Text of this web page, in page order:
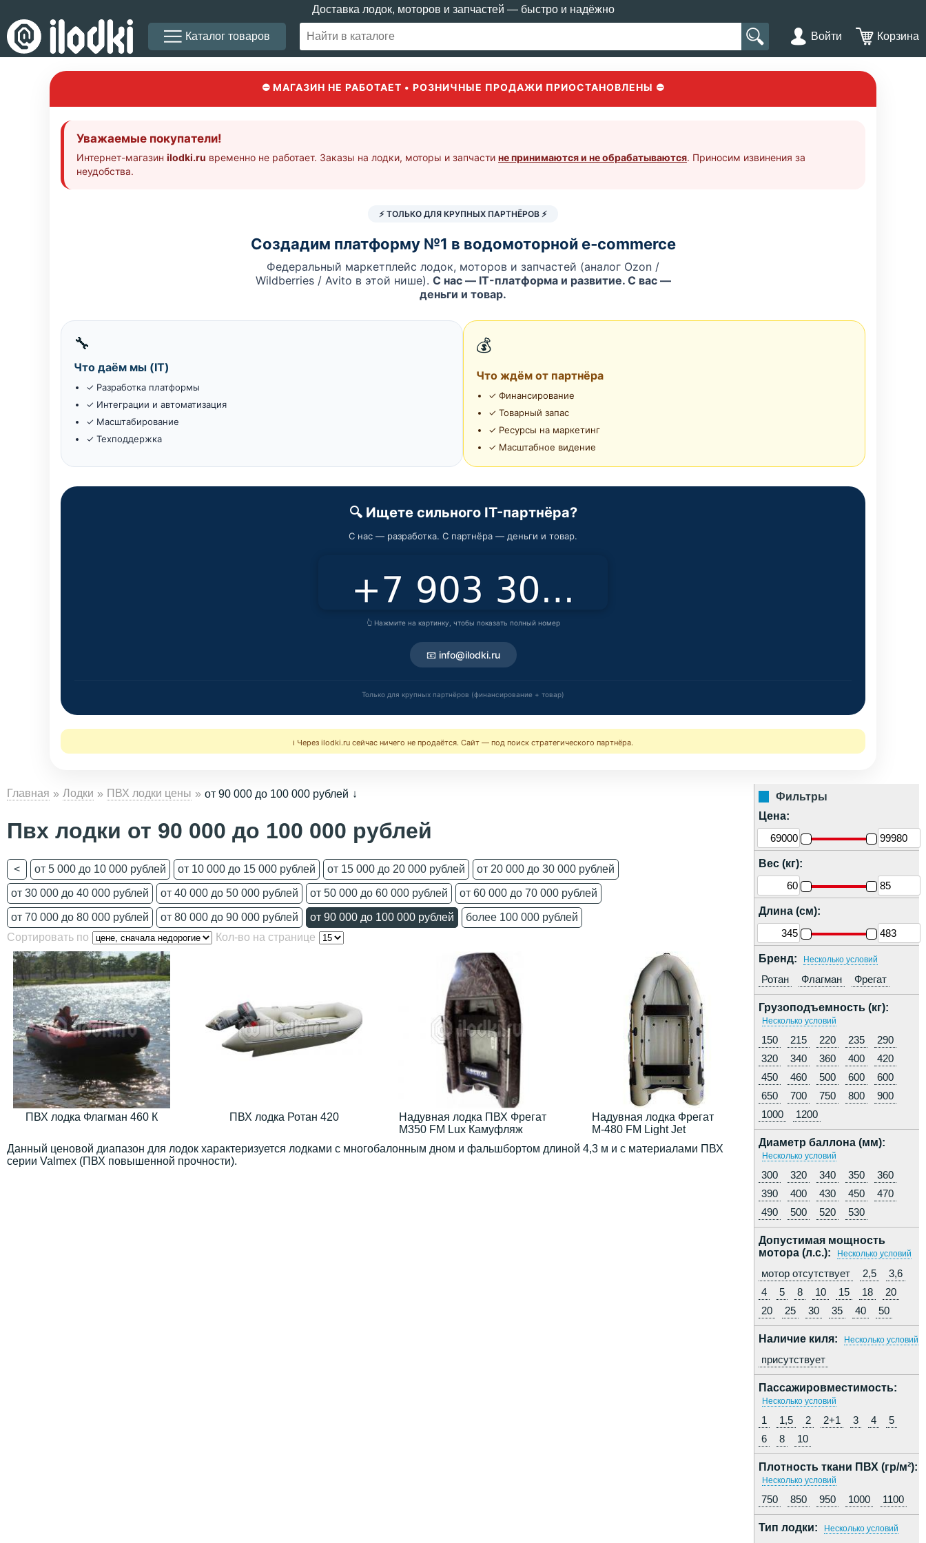
Доставка лодок, моторов и запчастей — быстро и надёжно
Каталог товаров Войти Корзина
⛔ МАГАЗИН НЕ РАБОТАЕТ • РОЗНИЧНЫЕ ПРОДАЖИ ПРИОСТАНОВЛЕНЫ ⛔
Уважаемые покупатели!
Интернет-магазин ilodki.ru временно не работает. Заказы на лодки, моторы и запчасти не принимаются и не обрабатываются. Приносим извинения за
неудобства.
⚡ ТОЛЬКО ДЛЯ КРУПНЫХ ПАРТНЁРОВ ⚡
Создадим платформу №1 в водомоторной e‑commerce
Федеральный маркетплейс лодок, моторов и запчастей (аналог Ozon /
Wildberries / Avito в этой нише). С нас — IT-платформа и развитие. С вас —
деньги и товар.
🔧
Что даём мы (IT)
✓ Разработка платформы
✓ Интеграции и автоматизация
✓ Масштабирование
✓ Техподдержка
💰
Что ждём от партнёра
✓ Финансирование
✓ Товарный запас
✓ Ресурсы на маркетинг
✓ Масштабное видение
🔍 Ищете сильного IT-партнёра?
С нас — разработка. С партнёра — деньги и товар.
👆 Нажмите на картинку, чтобы показать полный номер
📧 info@ilodki.ru
Только для крупных партнёров (финансирование + товар)
ℹ️ Через ilodki.ru сейчас ничего не продаётся. Сайт — под поиск стратегического партнёра.
Главная Лодки ПВХ лодки цены от 90 000 до 100 000 рублей
Пвх лодки от 90 000 до 100 000 рублей
< от 5 000 до 10 000 рублей от 10 000 до 15 000 рублей от 15 000 до 20 000 рублей от 20 000 до 30 000 рублей
от 30 000 до 40 000 рублей от 40 000 до 50 000 рублей от 50 000 до 60 000 рублей от 60 000 до 70 000 рублей
от 70 000 до 80 000 рублей от 80 000 до 90 000 рублей от 90 000 до 100 000 рублей
более 100 000 рублей
Сортировать по
Кол-во на странице
ПВХ лодка Флагман 460 К ПВХ лодка Ротан 420
Надувная лодка ПВХ Фрегат
М350 FM Lux Камуфляж
Надувная лодка Фрегат
М-480 FM Light Jet
Данный ценовой диапазон для лодок характеризуется лодками с многобалонным дном и фальшбортом длиной 4,3 м и с материалами ПВХ
серии Valmex (ПВХ повышенной прочности).
Фильтры
Цена:
Вес (кг):
Длина (см):
Бренд: Несколько условий
Ротан Флагман Фрегат
Грузоподъемность (кг):
Несколько условий
150 215 220 235
290
320
340 360 400
420
450
460 500 600
600
650
700 750 800
900
1000
1200
Диаметр баллона (мм):
Несколько условий
300 320 340 350
360
390
400 430 450
470
490
500 520 530
Допустимая мощность
мотора (л.с.):
Несколько условий
мотор отсутствует 2,5
3,6
4
5 8 10 15 18
20
20
25 30 35 40 50
Наличие киля: Несколько условий
присутствует
Пассажировместимость:
Несколько условий
1 1,5 2 2+1 3 4
5
6
8 10
Плотность ткани ПВХ (гр/м²):
Несколько условий
750 850 950 1000 1100
Тип лодки: Несколько условий